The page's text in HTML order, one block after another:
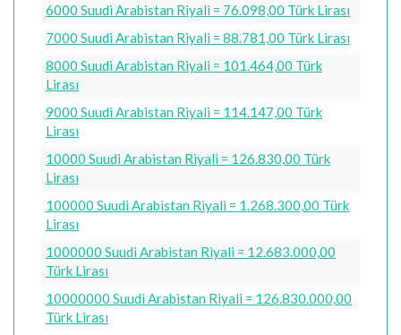
6000 Suudi Arabistan Riyali = 76.098,00 Türk Lirası
7000 Suudi Arabistan Riyali = 88.781,00 Türk Lirası
8000 Suudi Arabistan Riyali = 101.464,00 Türk
Lirası
9000 Suudi Arabistan Riyali = 114.147,00 Türk
Lirası
10000 Suudi Arabistan Riyali = 126.830,00 Türk
Lirası
100000 Suudi Arabistan Riyali = 1.268.300,00 Türk
Lirası
1000000 Suudi Arabistan Riyali = 12.683.000,00
Türk Lirası
10000000 Suudi Arabistan Riyali = 126.830.000,00
Türk Lirası